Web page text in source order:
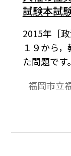
試験本試
2015年［
１９から
た問題で
福岡市立